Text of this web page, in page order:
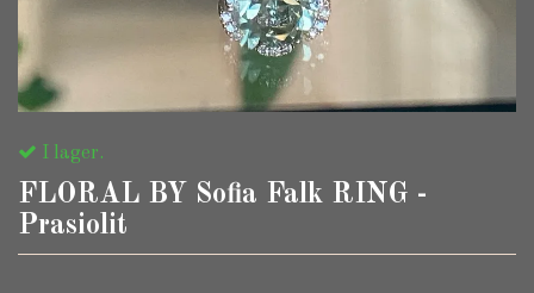
I lager.
FLORAL BY Sofia Falk RING -
Prasiolit